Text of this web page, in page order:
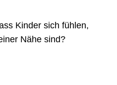
Kinder sich fühlen,
Nähe sind?